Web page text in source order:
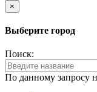
×
Выберите город
Поиск:
По данному запросу